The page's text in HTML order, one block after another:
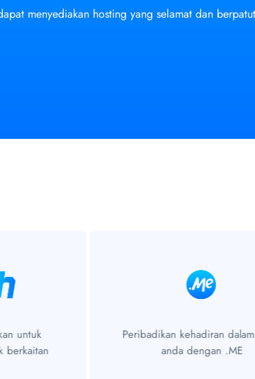
menyediakan hosting yang selamat dan
untuk
berkaitan
Peribadikan kehadiran
anda dengan .ME